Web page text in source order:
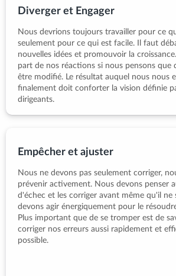
Diverger et Engager
Nous devrions toujours travailler pour ce
seulement pour ce qui est facile. Il faut
nouvelles idées et promouvoir la
part de nos réactions si nous pensons que
être modifié. Le résultat auquel nous nous
finalement doit conforter la vision définie
dirigeants.
Empêcher et ajuster
Nous ne devons pas seulement corriger,
prévenir activement. Nous devons penser
d'échec et les corriger avant même qu'il ne
devons agir énergiquement pour le
Plus important que de se tromper est de
corriger nos erreurs aussi rapidement et
possible.